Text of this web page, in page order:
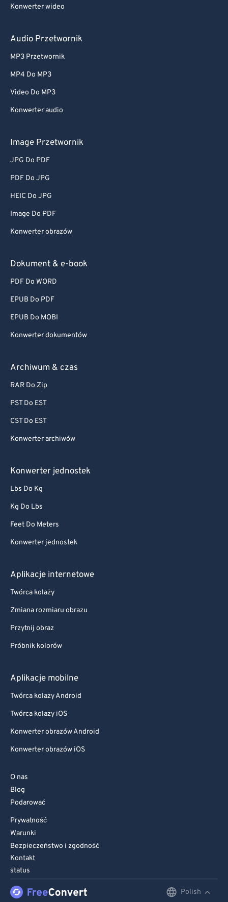
Konwerter wideo
Audio Przetwornik
MP3 Przetwornik
MP4 Do MP3
Video Do MP3
Konwerter audio
Image Przetwornik
JPG Do PDF
PDF Do JPG
HEIC Do JPG
Image Do PDF
Konwerter obrazów
Dokument & e-book
PDF Do WORD
EPUB Do PDF
EPUB Do MOBI
Konwerter dokumentów
Archiwum & czas
RAR Do Zip
PST Do EST
CST Do EST
Konwerter archiwów
Konwerter jednostek
Lbs Do Kg
Kg Do Lbs
Feet Do Meters
Konwerter jednostek
Aplikacje internetowe
Twórca kolaży
Zmiana rozmiaru obrazu
Przytnij obraz
Próbnik kolorów
Aplikacje mobilne
Twórca kolaży Android
Twórca kolaży iOS
Konwerter obrazów Android
Konwerter obrazów iOS
O nas
Blog
Podarować
Prywatność
Warunki
Bezpieczeństwo i zgodność
Kontakt
status
Polish